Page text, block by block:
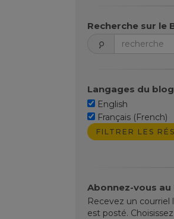
Recherche sur le
Langages du blog
English
Français (French)
Abonnez-vous au
Recevez un courriel
est posté.